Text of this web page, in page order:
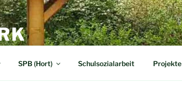
SPB (Hort) Schulsozialarbeit Projekte